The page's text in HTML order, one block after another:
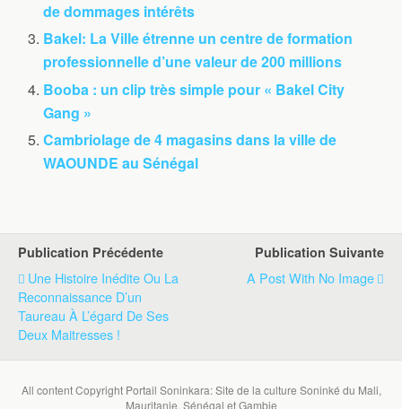
de dommages intérêts
Bakel: La Ville étrenne un centre de formation
professionnelle d’une valeur de 200 millions
Booba : un clip très simple pour « Bakel City
Gang »
Cambriolage de 4 magasins dans la ville de
WAOUNDE au Sénégal
Publication Précédente
Une Histoire Inédite Ou La
Reconnaissance D’un
Taureau À L’égard De Ses
Deux Maitresses !
Publication Suivante
A Post With No Image
All content Copyright Portail Soninkara: Site de la culture Soninké du Mali,
Mauritanie, Sénégal et Gambie